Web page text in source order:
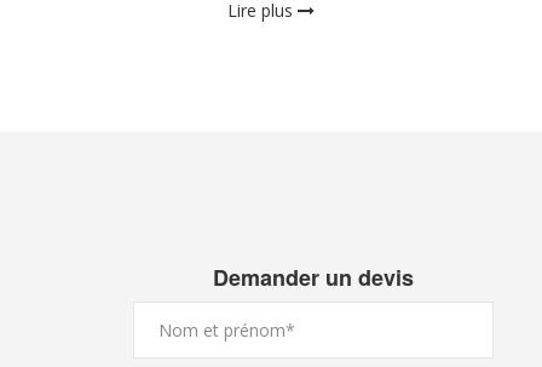
Lire plus
Demander un devis